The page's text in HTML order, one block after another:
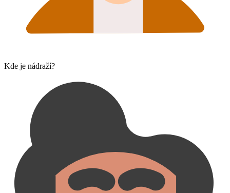
Kde je nádraží?